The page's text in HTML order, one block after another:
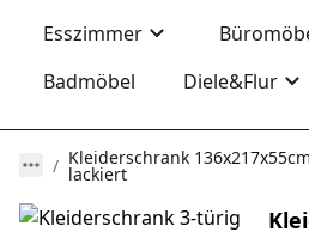
Esszimmer
Badmöbel
Diele&Flur
Kleiderschrank
lackiert